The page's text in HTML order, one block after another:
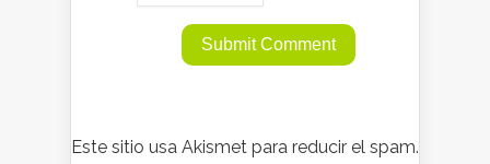
Este sitio usa Akismet para reducir el spam.